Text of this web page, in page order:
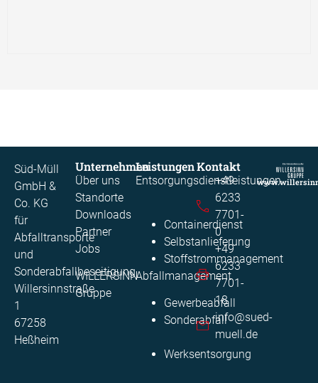
Süd-Müll
GmbH &
Co. KG
für
Abfalltransporte
und
Sonderabfallbeseitigung
Willersinnstraße
1
67258
Heßheim
Unternehmen
Über uns
Standorte
Downloads
Partner
Jobs
WILLERSINN
Gruppe
Leistungen
Entsorgungsdienstleistungen
Containerdienst
Selbstanlieferung
Stoffstrommanagement​
Abfallmanagement
Gewerbeabfall
Sonderabfall
Werksentsorgung
Kontakt
+49
6233
7701-
0​
+49
6233
7701-
18
info@sued-
muell.de